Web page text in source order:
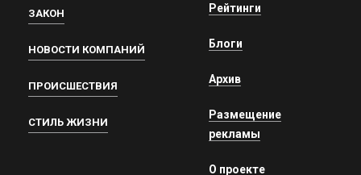
ЗАКОН
НОВОСТИ КОМПАНИЙ
ПРОИСШЕСТВИЯ
СТИЛЬ ЖИЗНИ
Рейтинги
Блоги
Архив
Размещение
рекламы
О проекте